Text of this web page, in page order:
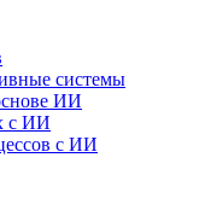
системы
ИИ
с ИИ
с ИИ